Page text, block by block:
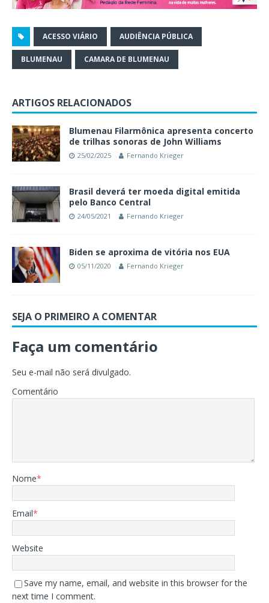
ACESSO VIÁRIO AUDIÊNCIA PÚBLICA
BLUMENAU CAMARA DE BLUMENAU
ARTIGOS RELACIONADOS
Blumenau Filarmônica apresenta concerto
de trilhas sonoras de John Williams
25/02/2025 Fernando Krieger
Brasil deverá ter moeda digital emitida
pelo Banco Central
24/05/2021 Fernando Krieger
Biden se aproxima de vitória nos EUA
05/11/2020 Fernando Krieger
SEJA O PRIMEIRO A COMENTAR
Faça um comentário
Seu e-mail não será divulgado.
Comentário
Nome*
Email*
Website
Save my name, email, and website in this browser for the
next time I comment.